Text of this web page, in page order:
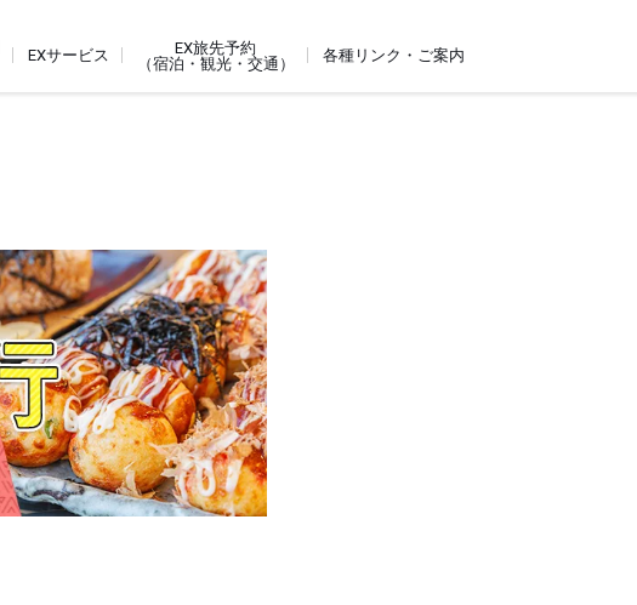
EXサービス
EX旅先予約
（宿泊・観光・交通）
各種リンク・ご案内